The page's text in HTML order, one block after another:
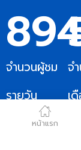
หน้าแรก
จำนวนผู้ชม
รายวัน
จ
เ